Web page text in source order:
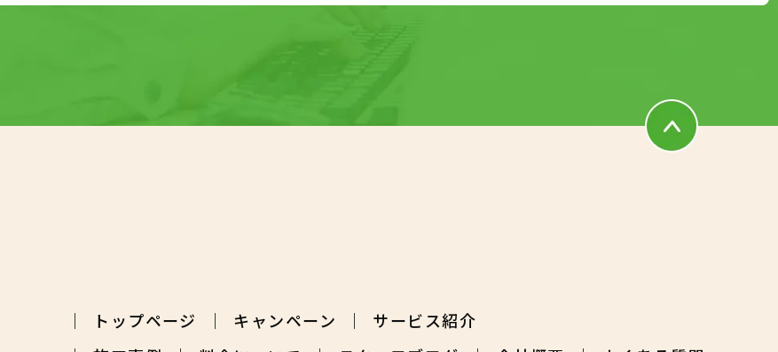
トップページ キャンペーン
サービス紹介